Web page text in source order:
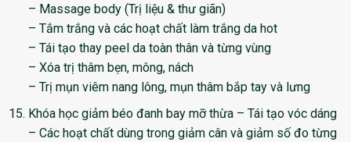
– Massage body (Trị liệu & thư giãn)
– Tắm trắng và các hoạt chất làm trắng da hot
– Tái tạo thay peel da toàn thân và từng vùng
– Xóa trị thâm bẹn, mông, nách
– Trị mụn viêm nang lông, mụn thâm bắp tay và lưng
Khóa học giảm béo đanh bay mỡ thừa – Tái tạo vóc dáng
– Các hoạt chất dùng trong giảm cân và giảm số đo từng